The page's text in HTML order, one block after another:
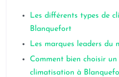
Les différents types de
Blanquefort
Les marques leaders du
Comment bien choisir
climatisation à